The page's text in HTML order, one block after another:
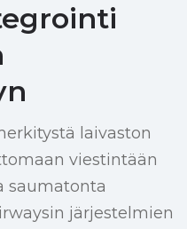
laivaston
viestintään
saumatonta
järjestelmien